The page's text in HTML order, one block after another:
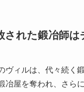
された鍛冶師
ヴィルは、代々続く
冶屋を奪われ、さら